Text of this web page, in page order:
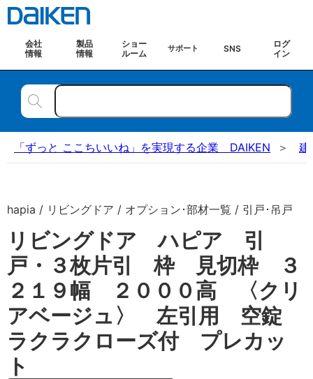
会社
情報
製品
情報
ショー
ルーム
サポート SNS
ログ
イン
「ずっと ここちいいね」を実現する企業 DAIKEN 建
hapia / リビングドア / オプション･部材一覧 / 引戸･吊戸
リビングドア ハピア 引
戸・３枚片引 枠 見切枠 ３
２１９幅 ２０００高 〈クリ
アベージュ〉 左引用 空錠
ラクラクローズ付 プレカッ
ト